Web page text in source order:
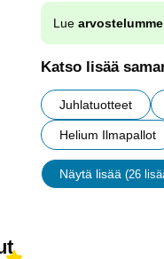
Lue arvostelumme
Katso lisää
Juhlatuotteet
Helium Ilmapallot
Näytä lisää (26